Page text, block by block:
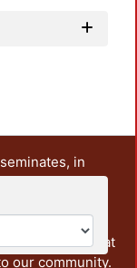
in
and research
some
from the
institutions that
our community.